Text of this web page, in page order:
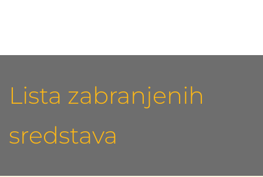
Lista zabranjenih
sredstava